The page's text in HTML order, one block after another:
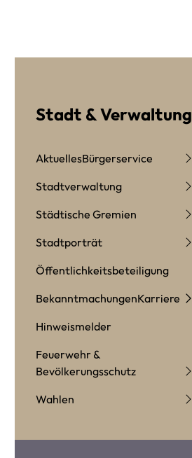
Stadt & Verwaltung
AktuellesBürgerservice
Stadtverwaltung
Städtische Gremien
Stadtporträt
Öffentlichkeitsbeteiligung
BekanntmachungenKarriere
Hinweismelder
Feuerwehr &
Bevölkerungsschutz
Wahlen